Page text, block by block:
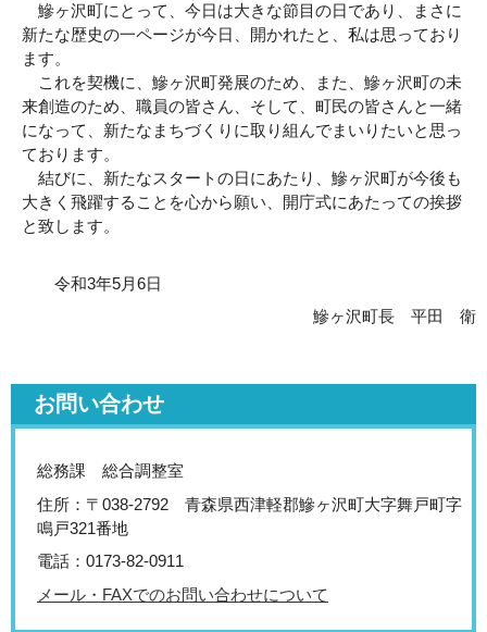
鰺ヶ沢町にとって、今日は大きな節目の日であり、まさに
新たな歴史の一ページが今日、開かれたと、私は思っており
ます。
これを契機に、鰺ヶ沢町発展のため、また、鰺ヶ沢町の未
来創造のため、職員の皆さん、そして、町民の皆さんと一緒
になって、新たなまちづくりに取り組んでまいりたいと思っ
ております。
結びに、新たなスタートの日にあたり、鰺ヶ沢町が今後も
大きく飛躍することを心から願い、開庁式にあたっての挨拶
と致します。
令和3年5月6日
鰺ヶ沢町長 平田 衛
お問い合わせ
総務課 総合調整室
住所：〒038-2792 青森県西津軽郡鰺ヶ沢町大字舞戸町字
鳴戸321番地
電話：0173-82-0911
メール・FAXでのお問い合わせについて